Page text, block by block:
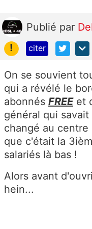
Publié par
!
citer
On se souvient
qui a révélé le
abonnés FREEet
général qui
changé au centre
que c'était la
salariés là bas !
Alors avant
hein...